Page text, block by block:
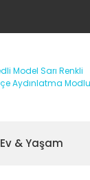
Ev & Yaşam